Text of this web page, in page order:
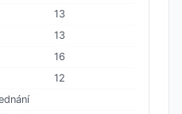
13
13
16
12